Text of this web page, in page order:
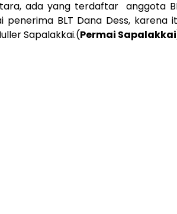
ada yang terdaftar anggota
penerima BLT Dana Dess, karena
Sapalakkai.(Permai